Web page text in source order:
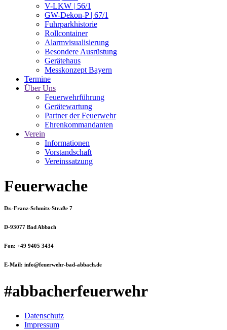
V-LKW | 56/1
GW-Dekon-P | 67/1
Fuhrparkhistorie
Rollcontainer
Alarmvisualisierung
Besondere Ausrüstung
Gerätehaus
Messkonzept Bayern
Termine
Über Uns
Feuerwehrführung
Gerätewartung
Partner der Feuerwehr
Ehrenkommandanten
Verein
Informationen
Vorstandschaft
Vereinssatzung
Feuerwache
Dr.-Franz-Schmitz-Straße 7
D-93077 Bad Abbach
Fon: +49 9405 3434
E-Mail: info@feuerwehr-bad-abbach.de
#abbacherfeuerwehr
Datenschutz
Impressum